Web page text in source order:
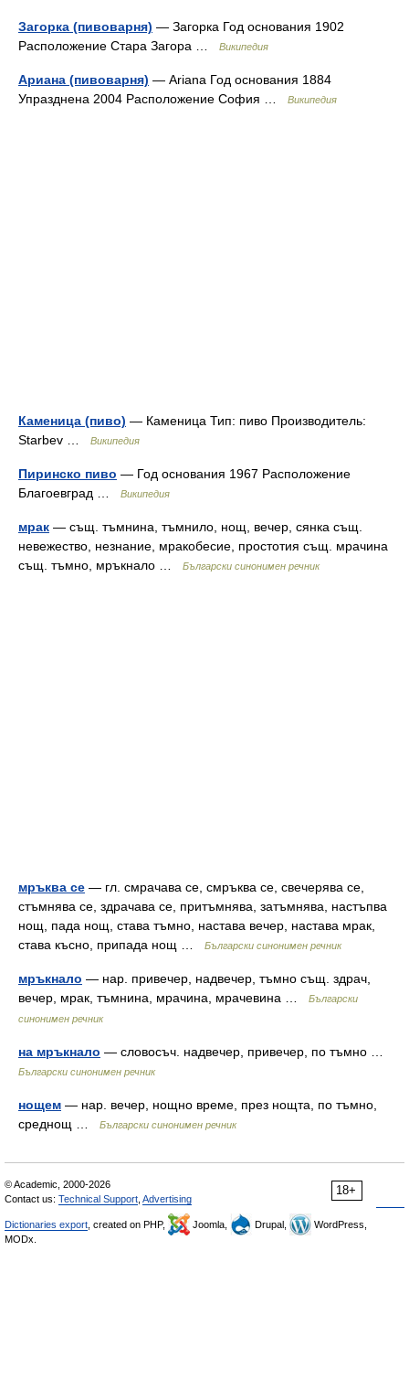
Загорка (пивоварня) — Загорка Год основания 1902
Расположение Стара Загора …
Википедия
Ариана (пивоварня) — Ariana Год основания 1884
Упразднена 2004 Расположение София …
Википедия
Каменица (пиво) — Каменица Тип: пиво Производитель:
Starbev …
Википедия
Пиринско пиво — Год основания 1967 Расположение
Благоевград …
Википедия
мрак — същ. тъмнина, тъмнило, нощ, вечер, сянка същ.
невежество, незнание, мракобесие, простотия същ. мрачина
същ. тъмно, мръкнало …
Български синонимен речник
мръква се — гл. смрачава се, смръква се, свечерява се,
стъмнява се, здрачава се, притъмнява, затъмнява, настъпва
нощ, пада нощ, става тъмно, настава вечер, настава мрак,
става късно, припада нощ …
Български синонимен речник
мръкнало — нар. привечер, надвечер, тъмно същ. здрач,
вечер, мрак, тъмнина, мрачина, мрачевина …
Български
синонимен речник
на мръкнало — словосъч. надвечер, привечер, по тъмно …
Български синонимен речник
нощем — нар. вечер, нощно време, през нощта, по тъмно,
среднощ …
Български синонимен речник
18+
© Academic, 2000-2026
Contact us: Technical Support Advertising
Dictionaries export , created on PHP, Joomla, Drupal,
WordPress,
MODx.